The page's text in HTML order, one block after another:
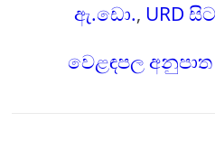
ඇ.ඩො., URD සිට
වෙළඳපල